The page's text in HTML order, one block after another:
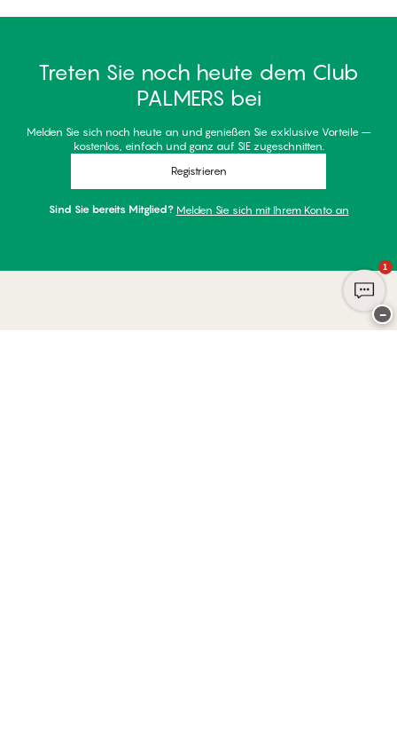
Treten Sie noch heute dem Club
PALMERS bei
Melden Sie sich noch heute an und genießen Sie exklusive Vorteile –
kostenlos, einfach und ganz auf SIE zugeschnitten.
Registrieren
Sind Sie bereits Mitglied? Melden Sie sich mit Ihrem Konto an
1
−